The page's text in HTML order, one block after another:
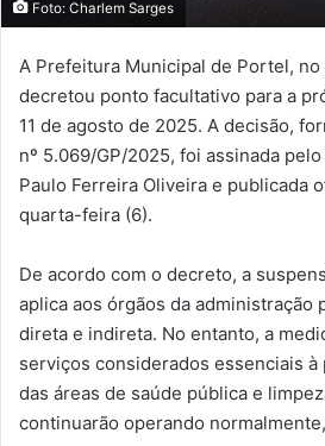
Foto: Charlem Sarges
A Prefeitura Municipal de Portel, no
decretou ponto facultativo para a
11 de agosto de 2025. A decisão,
nº 5.069/GP/2025, foi assinada
Paulo Ferreira Oliveira e publicada
quarta-feira (6).
De acordo com o decreto, a
aplica aos órgãos da administração
direta e indireta. No entanto, a
serviços considerados essenciais à
das áreas de saúde pública e
continuarão operando